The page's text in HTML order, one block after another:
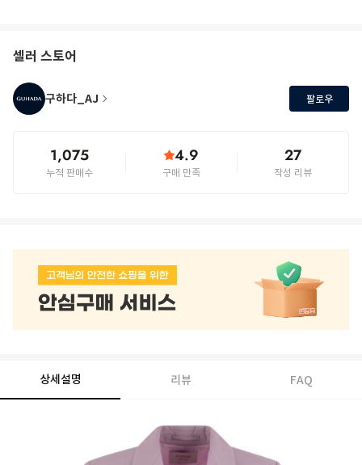
셀러 스토어
구하다_AJ 팔로우
1,075
누적 판매수
4.9
구매 만족
27
작성 리뷰
상세설명 리뷰 FAQ